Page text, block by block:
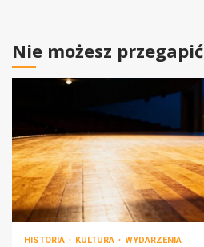
Nie możesz przegapić
HISTORIA KULTURA WYDARZENIA